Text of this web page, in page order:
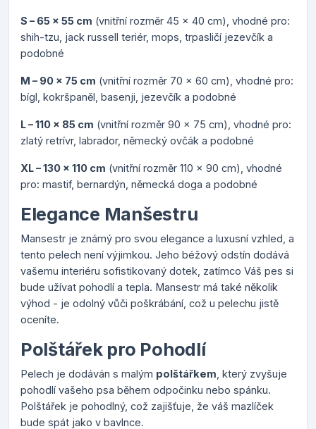
S – 65 x 55 cm (vnitřní rozměr 45 x 40 cm), vhodné pro:
shih-tzu, jack russell teriér, mops, trpasličí jezevčík a
podobné
M – 90 x 75 cm (vnitřní rozměr 70 x 60 cm), vhodné pro:
bígl, kokršpaněl, basenji, jezevčík a podobné
L – 110 x 85 cm (vnitřní rozměr 90 x 75 cm), vhodné pro:
zlatý retrívr, labrador, německý ovčák a podobné
XL – 130 x 110 cm (vnitřní rozměr 110 x 90 cm), vhodné
pro: mastif, bernardýn, německá doga a podobné
Elegance Manšestru
Mansestr je známý pro svou elegance a luxusní vzhled, a
tento pelech není výjimkou. Jeho béžový odstín dodává
vašemu interiéru sofistikovaný dotek, zatímco Váš pes si
bude užívat pohodlí a tepla. Mansestr má také několik
výhod - je odolný vůči poškrábání, což u pelechu jistě
oceníte.
Polštářek pro Pohodlí
Pelech je dodáván s malým polštářkem , který zvyšuje
pohodlí vašeho psa během odpočinku nebo spánku.
Polštářek je pohodlný, což zajišťuje, že váš mazlíček
bude spát jako v bavlnce.